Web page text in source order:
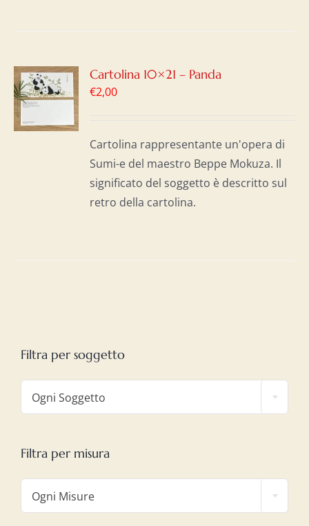
Cartolina 10×21 – Panda
€2,00
Cartolina rappresentante un'opera di
Sumi-e del maestro Beppe Mokuza. Il
significato del soggetto è descritto sul
retro della cartolina.
Filtra per soggetto
Ogni Soggetto
Filtra per misura
Ogni Misure